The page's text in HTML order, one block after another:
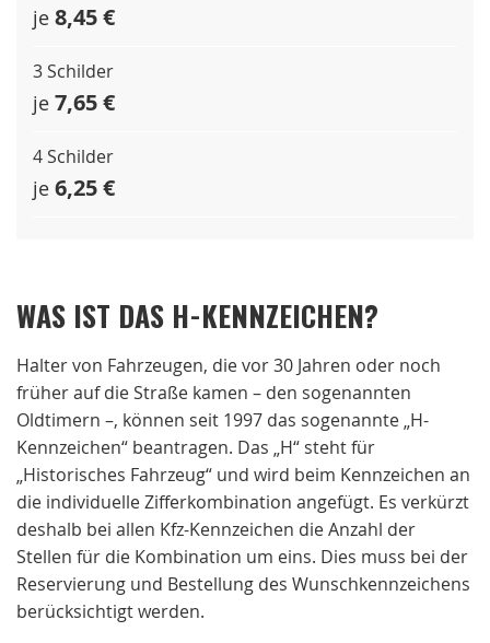
je 8,45 €
3 Schilder
je 7,65 €
4 Schilder
je 6,25 €
WAS IST DAS H-KENNZEICHEN?
Halter von Fahrzeugen, die vor 30 Jahren oder noch
früher auf die Straße kamen – den sogenannten
Oldtimern –, können seit 1997 das sogenannte „H-
Kennzeichen“ beantragen. Das „H“ steht für
„Historisches Fahrzeug“ und wird beim Kennzeichen an
die individuelle Zifferkombination angefügt. Es verkürzt
deshalb bei allen Kfz-Kennzeichen die Anzahl der
Stellen für die Kombination um eins. Dies muss bei der
Reservierung und Bestellung des Wunschkennzeichens
berücksichtigt werden.